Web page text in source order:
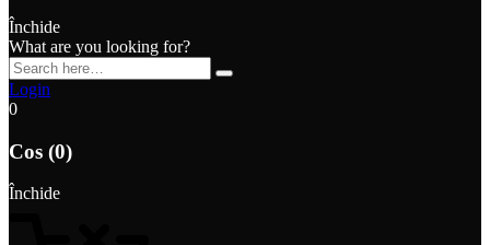
Închide
What are you looking for?
Login
0
Cos (0)
Închide